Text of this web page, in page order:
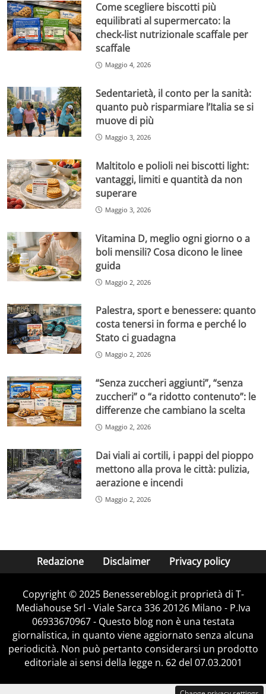
Come scegliere biscotti più
equilibrati al supermercato: la
check-list nutrizionale scaffale per
scaffale
Maggio 4, 2026
Sedentarietà, il conto per la sanità:
quanto può risparmiare l’Italia se si
muove di più
Maggio 3, 2026
Maltitolo e polioli nei biscotti light:
vantaggi, limiti e quantità da non
superare
Maggio 3, 2026
Vitamina D, meglio ogni giorno o a
boli mensili? Cosa dicono le linee
guida
Maggio 2, 2026
Palestra, sport e benessere: quanto
costa tenersi in forma e perché lo
Stato ci guadagna
Maggio 2, 2026
“Senza zuccheri aggiunti”, “senza
zuccheri” o “a ridotto contenuto”: le
differenze che cambiano la scelta
Maggio 2, 2026
Dai viali ai cortili, i pappi del pioppo
mettono alla prova le città: pulizia,
aerazione e incendi
Maggio 2, 2026
Redazione Disclaimer Privacy policy
Copyright © 2025 Benessereblog.it proprietà di T-
Mediahouse Srl - Viale Sarca 336 20126 Milano - P.Iva
06933670967 - Questo blog non è una testata
giornalistica, in quanto viene aggiornato senza alcuna
periodicità. Non può pertanto considerarsi un prodotto
editoriale ai sensi della legge n. 62 del 07.03.2001